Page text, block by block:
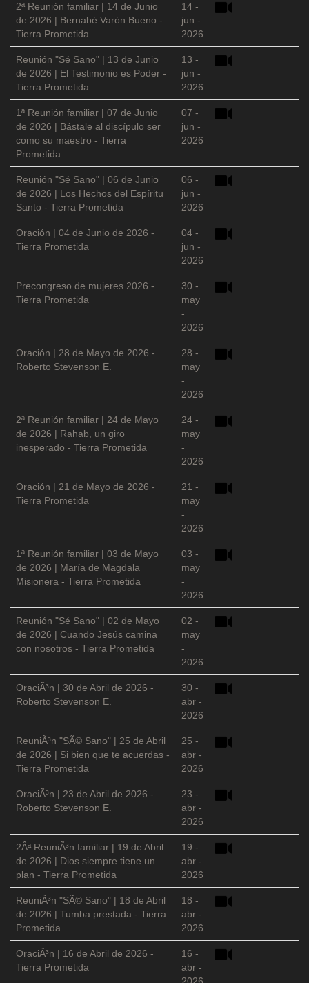
2ª Reunión familiar | 14 de Junio
de 2026 | Bernabé Varón Bueno -
Tierra Prometida
14 -
jun -
2026
Reunión "Sé Sano" | 13 de Junio
de 2026 | El Testimonio es Poder -
Tierra Prometida
13 -
jun -
2026
1ª Reunión familiar | 07 de Junio
de 2026 | Bástale al discípulo ser
como su maestro - Tierra
Prometida
07 -
jun -
2026
Reunión "Sé Sano" | 06 de Junio
de 2026 | Los Hechos del Espíritu
Santo - Tierra Prometida
06 -
jun -
2026
Oración | 04 de Junio de 2026 -
Tierra Prometida
04 -
jun -
2026
Precongreso de mujeres 2026 -
Tierra Prometida
30 -
may
-
2026
Oración | 28 de Mayo de 2026 -
Roberto Stevenson E.
28 -
may
-
2026
2ª Reunión familiar | 24 de Mayo
de 2026 | Rahab, un giro
inesperado - Tierra Prometida
24 -
may
-
2026
Oración | 21 de Mayo de 2026 -
Tierra Prometida
21 -
may
-
2026
1ª Reunión familiar | 03 de Mayo
de 2026 | María de Magdala
Misionera - Tierra Prometida
03 -
may
-
2026
Reunión "Sé Sano" | 02 de Mayo
de 2026 | Cuando Jesús camina
con nosotros - Tierra Prometida
02 -
may
-
2026
OraciÃ³n | 30 de Abril de 2026 -
Roberto Stevenson E.
30 -
abr -
2026
ReuniÃ³n "SÃ© Sano" | 25 de Abril
de 2026 | Si bien que te acuerdas -
Tierra Prometida
25 -
abr -
2026
OraciÃ³n | 23 de Abril de 2026 -
Roberto Stevenson E.
23 -
abr -
2026
2Âª ReuniÃ³n familiar | 19 de Abril
de 2026 | Dios siempre tiene un
plan - Tierra Prometida
19 -
abr -
2026
ReuniÃ³n "SÃ© Sano" | 18 de Abril
de 2026 | Tumba prestada - Tierra
Prometida
18 -
abr -
2026
OraciÃ³n | 16 de Abril de 2026 -
Tierra Prometida
16 -
abr -